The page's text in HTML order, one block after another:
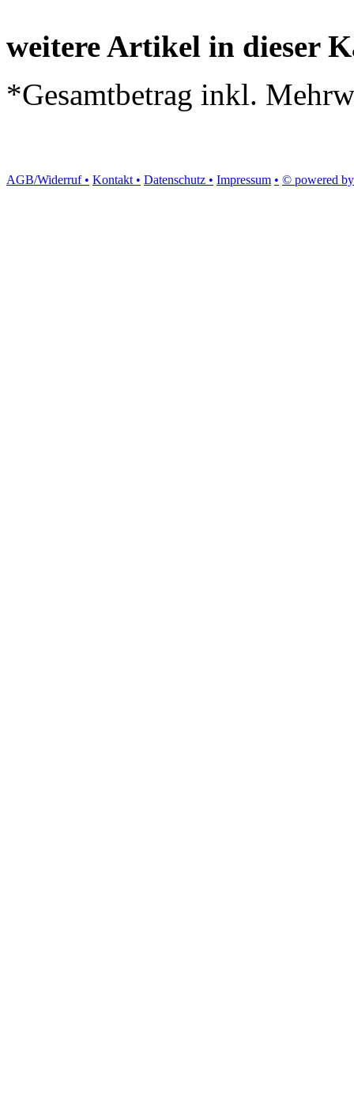
weitere Artikel in dieser
*Gesamtbetrag inkl.
AGB/Widerruf • Kontakt • Datenschutz • Impressum • © powered